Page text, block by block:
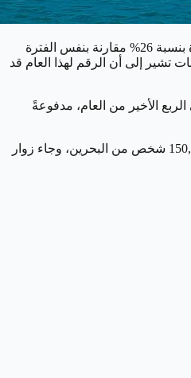
نحو تحقيق أعلى معدلات السياحة في تاريخها في عام 2024، حيث استقبلت البلاد ما يقرب من 3.3 مليون زائر في الأشهر الثمانية الأولى فقط، ويعتبر هذا زيادة كبيرة بنسبة 26% مقارنة بنفس الفترة
وهو أعلى رقم في ذلك الوقت، لكن التوقعات تشير إلى أن الرقم لهذا العام قد
2023، ويتوقع خبراء السياحة أرقامًا أعلى في الربع الأخير من العام، مدفوعةً
تستمر المملكة العربية السعودية في صدارة الدول المصدّرة للسياح إلى قطر، حيث بلغ عدد الزوار السعوديين حتى الآن 943,000، تليها الهند بـ 262,000 زائر، بينما زار قطر 150,000 شخص من البحرين، وجاء زوار